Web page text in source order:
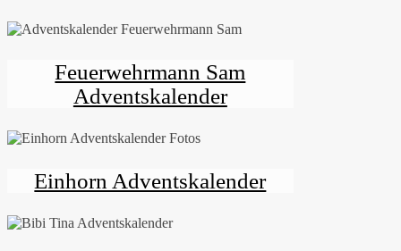
Feuerwehrmann Sam
Adventskalender
Einhorn Adventskalender